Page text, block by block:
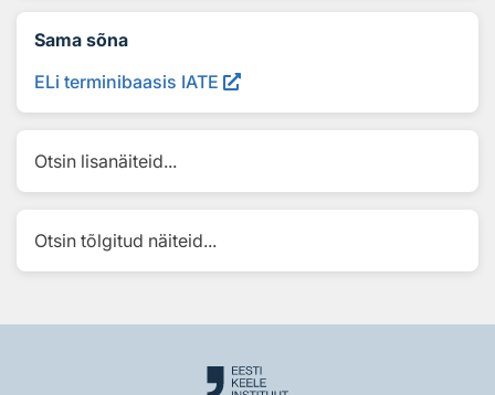
Sama sõna
ELi terminibaasis IATE
Otsin lisanäiteid...
Otsin tõlgitud näiteid...